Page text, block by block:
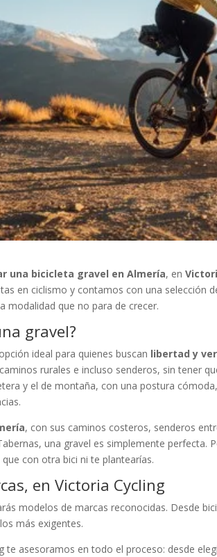
una bicicleta gravel en Almería, en
en ciclismo y contamos con una selección
modalidad que no para de crecer.
gravel?
ideal para quienes buscan libertad y
rurales e incluso senderos, sin tener
y el de montaña, con una postura
, con sus caminos costeros, senderos
una gravel es simplemente perfecta.
con otra bici ni te plantearías.
en Victoria Cycling
modelos de marcas reconocidas. Desde
más exigentes.
te asesoramos en todo el proceso: desde